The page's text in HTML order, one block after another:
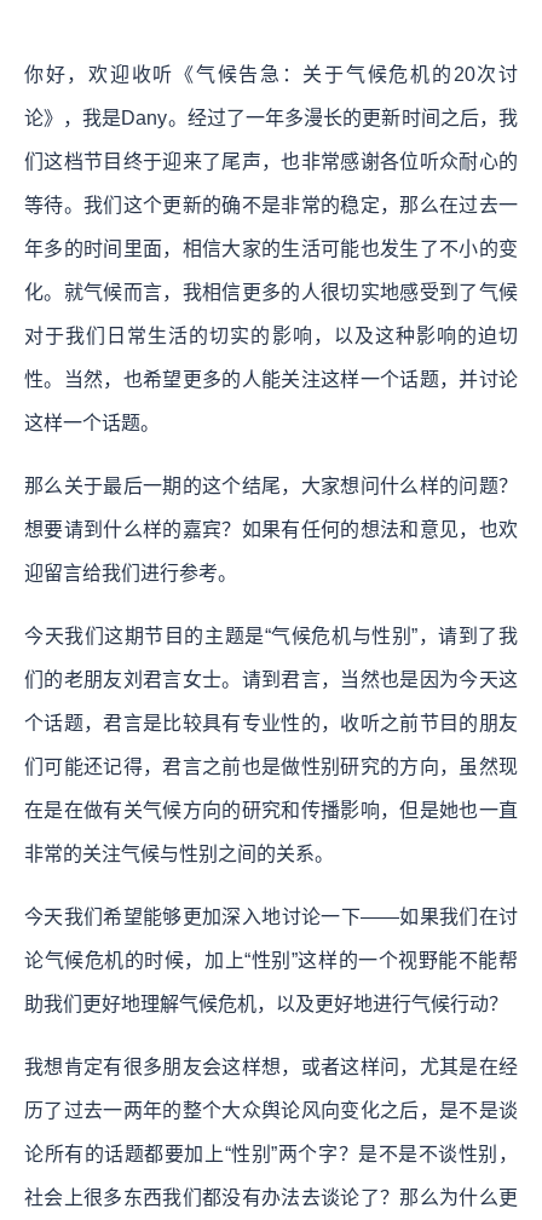
你好，欢迎收听《气候告急：关于气候危机的20次讨
论》，我是Dany。经过了一年多漫长的更新时间之后，我
们这档节目终于迎来了尾声，也非常感谢各位听众耐心的
等待。我们这个更新的确不是非常的稳定，那么在过去一
年多的时间里面，相信大家的生活可能也发生了不小的变
化。就气候而言，我相信更多的人很切实地感受到了气候
对于我们日常生活的切实的影响，以及这种影响的迫切
性。当然，也希望更多的人能关注这样一个话题，并讨论
这样一个话题。
那么关于最后一期的这个结尾，大家想问什么样的问题？
想要请到什么样的嘉宾？如果有任何的想法和意见，也欢
迎留言给我们进行参考。
今天我们这期节目的主题是“气候危机与性别”，请到了我
们的老朋友刘君言女士。请到君言，当然也是因为今天这
个话题，君言是比较具有专业性的，收听之前节目的朋友
们可能还记得，君言之前也是做性别研究的方向，虽然现
在是在做有关气候方向的研究和传播影响，但是她也一直
非常的关注气候与性别之间的关系。
今天我们希望能够更加深入地讨论一下——如果我们在讨
论气候危机的时候，加上“性别”这样的一个视野能不能帮
助我们更好地理解气候危机，以及更好地进行气候行动？
我想肯定有很多朋友会这样想，或者这样问，尤其是在经
历了过去一两年的整个大众舆论风向变化之后，是不是谈
论所有的话题都要加上“性别”两个字？是不是不谈性别，
社会上很多东西我们都没有办法去谈论了？那么为什么更